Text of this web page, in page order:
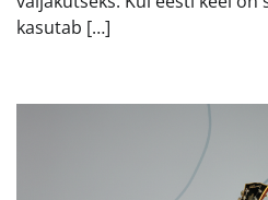
kasutab […]